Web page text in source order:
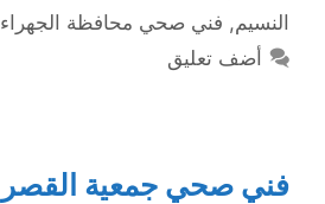
النسيم, فني صحي محافظة الجهراء
أضف تعليق
فني صحي جمعية القصر 99283131